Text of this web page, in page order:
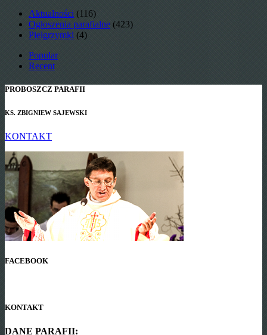
Aktualności (116)
Ogłoszenia parafialne (423)
Pielgrzymki (4)
Popular
Recent
PROBOSZCZ PARAFII
KS. ZBIGNIEW SAJEWSKI
KONTAKT
FACEBOOK
KONTAKT
DANE PARAFII: